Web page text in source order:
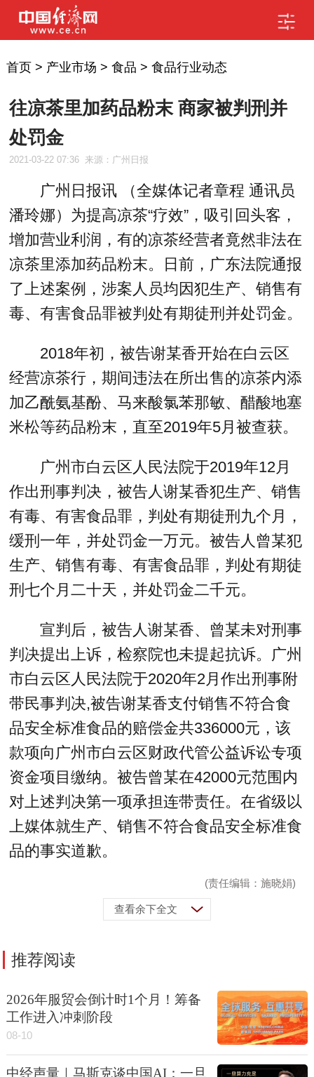
首页> 产业市场 > 食品 > 食品行业动态
往凉茶里加药品粉末 商家被判刑并
处罚金
2021-03-22 07:36 来源：广州日报
广州日报讯 （全媒体记者章程 通讯员
潘玲娜）为提高凉茶“疗效”，吸引回头客，
增加营业利润，有的凉茶经营者竟然非法在
凉茶里添加药品粉末。日前，广东法院通报
了上述案例，涉案人员均因犯生产、销售有
毒、有害食品罪被判处有期徒刑并处罚金。
2018年初，被告谢某香开始在白云区
经营凉茶行，期间违法在所出售的凉茶内添
加乙酰氨基酚、马来酸氯苯那敏、醋酸地塞
米松等药品粉末，直至2019年5月被查获。
广州市白云区人民法院于2019年12月
作出刑事判决，被告人谢某香犯生产、销售
有毒、有害食品罪，判处有期徒刑九个月，
缓刑一年，并处罚金一万元。被告人曾某犯
生产、销售有毒、有害食品罪，判处有期徒
刑七个月二十天，并处罚金二千元。
宣判后，被告人谢某香、曾某未对刑事
判决提出上诉，检察院也未提起抗诉。广州
市白云区人民法院于2020年2月作出刑事附
带民事判决,被告谢某香支付销售不符合食
品安全标准食品的赔偿金共336000元，该
款项向广州市白云区财政代管公益诉讼专项
资金项目缴纳。被告曾某在42000元范围内
对上述判决第一项承担连带责任。在省级以
上媒体就生产、销售不符合食品安全标准食
品的事实道歉。
(责任编辑：施晓娟)
查看余下全文
推荐阅读
2026年服贸会倒计时1个月！筹备
工作进入冲刺阶段
08-10
中经声量｜马斯克谈中国AI：一旦